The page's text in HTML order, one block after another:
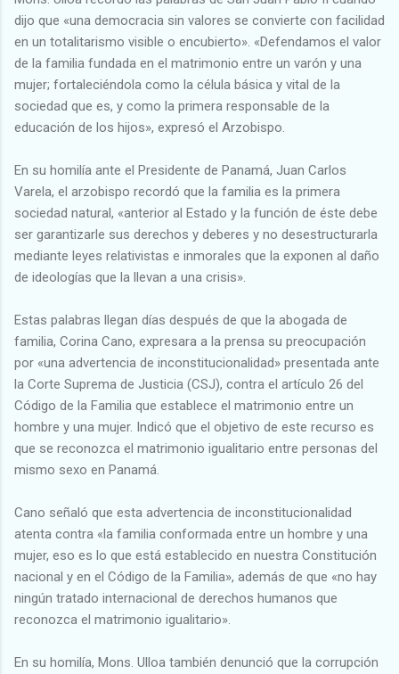
dijo que «una democracia sin valores se convierte con facilidad
en un totalitarismo visible o encubierto». «Defendamos el valor
de la familia fundada en el matrimonio entre un varón y una
mujer; fortaleciéndola como la célula básica y vital de la
sociedad que es, y como la primera responsable de la
educación de los hijos», expresó el Arzobispo.
En su homilía ante el Presidente de Panamá, Juan Carlos
Varela, el arzobispo recordó que la familia es la primera
sociedad natural, «anterior al Estado y la función de éste debe
ser garantizarle sus derechos y deberes y no desestructurarla
mediante leyes relativistas e inmorales que la exponen al daño
de ideologías que la llevan a una crisis».
Estas palabras llegan días después de que la abogada de
familia, Corina Cano, expresara a la prensa su preocupación
por «una advertencia de inconstitucionalidad» presentada ante
la Corte Suprema de Justicia (CSJ), contra el artículo 26 del
Código de la Familia que establece el matrimonio entre un
hombre y una mujer. Indicó que el objetivo de este recurso es
que se reconozca el matrimonio igualitario entre personas del
mismo sexo en Panamá.
Cano señaló que esta advertencia de inconstitucionalidad
atenta contra «la familia conformada entre un hombre y una
mujer, eso es lo que está establecido en nuestra Constitución
nacional y en el Código de la Familia», además de que «no hay
ningún tratado internacional de derechos humanos que
reconozca el matrimonio igualitario».
En su homilía, Mons. Ulloa también denunció que la corrupción